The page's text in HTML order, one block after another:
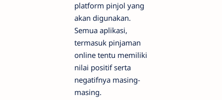
platform pinjol yang
akan digunakan.
Semua aplikasi,
termasuk pinjaman
online tentu memiliki
nilai positif serta
negatifnya masing-
masing.